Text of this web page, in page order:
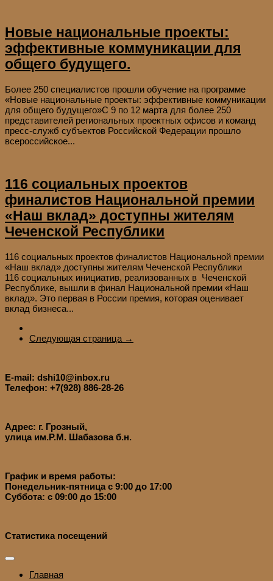
Новые национальные проекты:
эффективные коммуникации для
общего будущего.
Более 250 специалистов прошли обучение на программе
«Новые национальные проекты: эффективные коммуникации
для общего будущего»С 9 по 12 марта для более 250
представителей региональных проектных офисов и команд
пресс-служб субъектов Российской Федерации прошло
всероссийское...
116 социальных проектов
финалистов Национальной премии
«Наш вклад» доступны жителям
Чеченской Республики
116 социальных проектов финалистов Национальной премии
«Наш вклад» доступны жителям Чеченской Республики
116 социальных инициатив, реализованных в Чеченской
Республике, вышли в финал Национальной премии «Наш
вклад». Это первая в России премия, которая оценивает
вклад бизнеса...
Следующая страница →
E-mail: dshi10@inbox.ru
Телефон: +7(928) 886-28-26
Адрес: г. Грозный,
улица им.Р.М. Шабазова б.н.
График и время работы:
Понедельник-пятница с 9:00 до 17:00
Суббота: с 09:00 до 15:00
Статистика посещений
Главная